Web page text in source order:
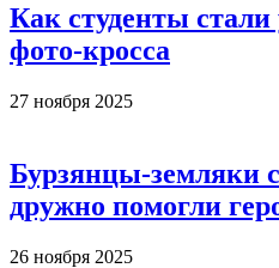
Как студенты
фото-кросса
27 ноября 2025
Бурзянцы-земляки
дружно помогли
26 ноября 2025